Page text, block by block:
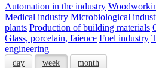
Automation in the industry
Medical industry Microbiological
plants Production of building materials
Glass, porcelain, faience Fuel industry
engineering
day week month